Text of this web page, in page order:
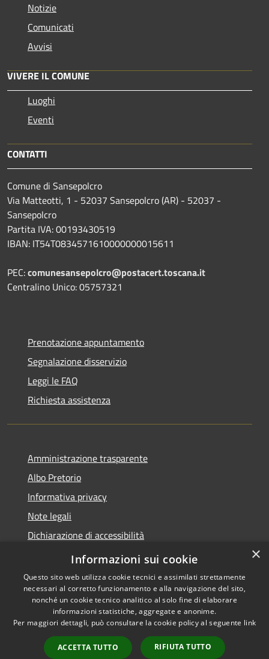
Notizie
Comunicati
Avvisi
VIVERE IL COMUNE
Luoghi
Eventi
CONTATTI
Comune di Sansepolcro
Via Matteotti, 1 - 52037 Sansepolcro (AR) - 52037 -
Sansepolcro
Partita IVA: 00193430519
IBAN: IT54T0834571610000000015611
PEC:comunesansepolcro@postacert.toscana.it
Centralino Unico: 05757321
Prenotazione appuntamento
Segnalazione disservizio
Leggi le FAQ
Richiesta assistenza
Amministrazione trasparente
Albo Pretorio
Informativa privacy
Note legali
Dichiarazione di accessibilità
Piano di miglioramento dei servizi
Accessibilità
Copyright © 2026 • Comune di
Sansepolcro • Powered by
Municipium•
Accesso
×
Informazioni sui cookie
Questo sito web utilizza cookie tecnici e assimilati strettamente
necessari al corretto funzionamento e alla navigazione del sito,
nonché un cookie tecnico analitico al solo fine di elaborare
informazioni statistiche, aggregate e anonime.
Per maggiori dettagli, può consultare la cookie policy al seguente link
ACCETTA TUTTO RIFIUTA TUTTO